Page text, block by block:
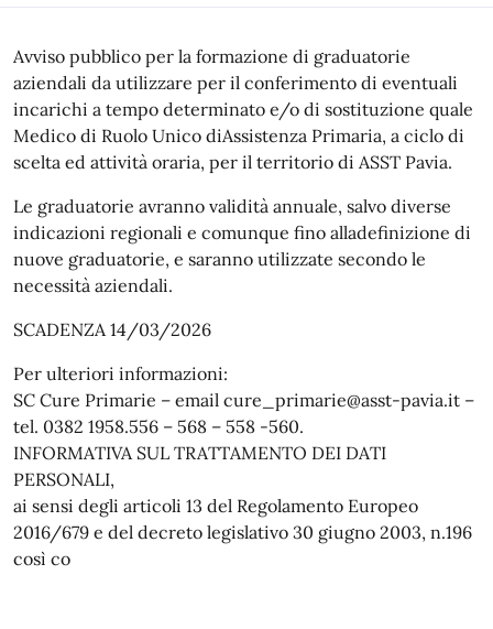
Avviso pubblico per la formazione di graduatorie
aziendali da utilizzare per il conferimento di eventuali
incarichi a tempo determinato e/o di sostituzione quale
Medico di Ruolo Unico diAssistenza Primaria, a ciclo di
scelta ed attività oraria, per il territorio di ASST Pavia.
Le graduatorie avranno validità annuale, salvo diverse
indicazioni regionali e comunque fino alladefinizione di
nuove graduatorie, e saranno utilizzate secondo le
necessità aziendali.
SCADENZA 14/03/2026
Per ulteriori informazioni:
SC Cure Primarie – email cure_primarie@asst-pavia.it –
tel. 0382 1958.556 – 568 – 558 -560.
INFORMATIVA SUL TRATTAMENTO DEI DATI
PERSONALI,
ai sensi degli articoli 13 del Regolamento Europeo
2016/679 e del decreto legislativo 30 giugno 2003, n.196
così co